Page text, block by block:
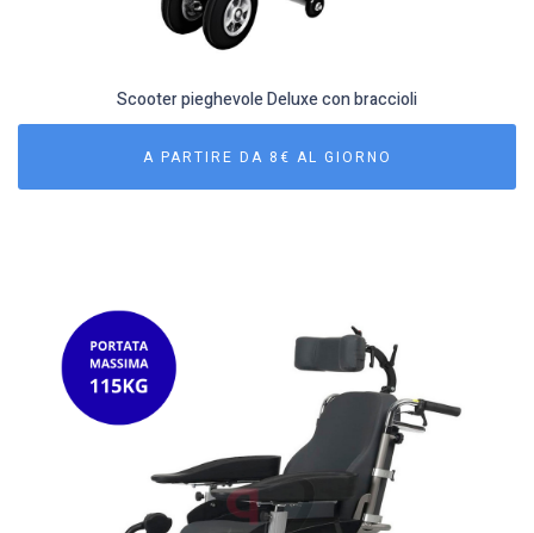
Scooter pieghevole Deluxe con braccioli
A PARTIRE DA 8€ AL GIORNO